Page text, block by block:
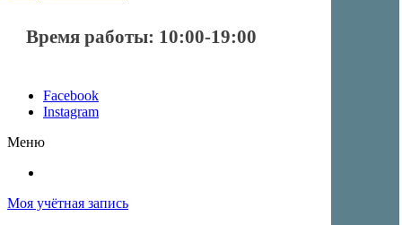
Время работы: 10:00-19:00
Facebook
Instagram
Меню
Моя учётная запись